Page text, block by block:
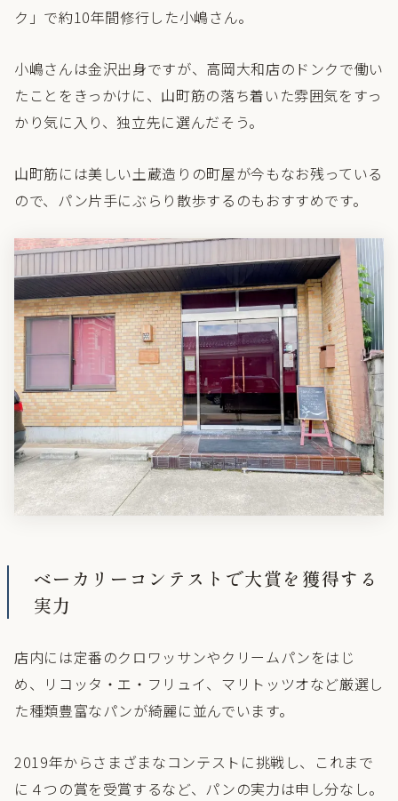
ク」で約10年間修行した小嶋さん。
小嶋さんは金沢出身ですが、高岡大和店のドンクで働い
たことをきっかけに、山町筋の落ち着いた雰囲気をすっ
かり気に入り、独立先に選んだそう。
山町筋には美しい土蔵造りの町屋が今もなお残っている
ので、パン片手にぶらり散歩するのもおすすめです。
ベーカリーコンテストで大賞を獲得する
実力
店内には定番のクロワッサンやクリームパンをはじ
め、リコッタ・エ・フリュイ、マリトッツオなど厳選し
た種類豊富なパンが綺麗に並んでいます。
2019年からさまざまなコンテストに挑戦し、これまで
に４つの賞を受賞するなど、パンの実力は申し分なし。